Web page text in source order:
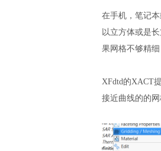
在手机，笔记
以立方体或是
果网格不够精
XFdtd的XACT
接近曲线的的网